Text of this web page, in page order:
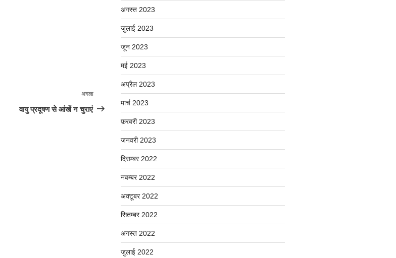
अगली
पोस्ट
अगला
वायु प्रदूषण से आंखें न चुराएं
अगस्त 2023
जुलाई 2023
जून 2023
मई 2023
अप्रैल 2023
मार्च 2023
फ़रवरी 2023
जनवरी 2023
दिसम्बर 2022
नवम्बर 2022
अक्टूबर 2022
सितम्बर 2022
अगस्त 2022
जुलाई 2022